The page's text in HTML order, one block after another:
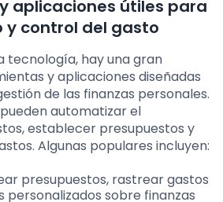
aplicaciones útiles para
y control del gasto
tecnología, hay una gran
y aplicaciones diseñadas
de las finanzas personales.
automatizar el
establecer presupuestos y
Algunas populares incluyen:
presupuestos, rastrear gastos
personalizados sobre finanzas